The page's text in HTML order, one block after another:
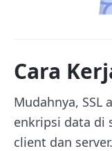
Cara
Mudahnya, SSL
enkripsi data di
client dan